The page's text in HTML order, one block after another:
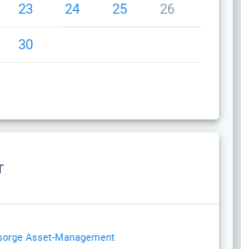
23 24 25 26
30
Asset-Management